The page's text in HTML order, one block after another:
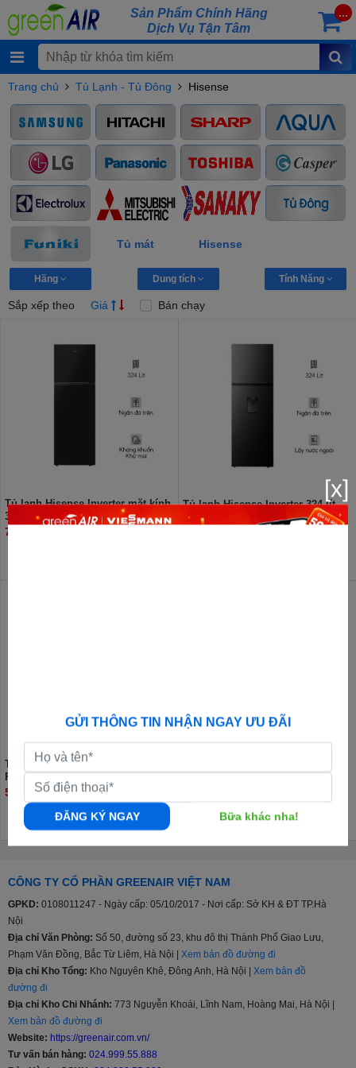
Sản Phẩm Chính Hãng
Dịch Vụ Tận Tâm
...
Trang chủ Tủ Lạnh - Tủ Đông Hisense
Tủ mát Hisense
Hãng Dung tích Tính Năng
Sắp xếp theo Giá Bán chạy
Tủ lạnh Hisense Inverter mặt kính
324 lít RT469N4EBU
7.020.000đ
Tủ lạnh Hisense Inverter 324 lít
RT469N4EBND
Tủ lạnh Hisense Inverter 249 lít
RT328N4EBND
5.990.000đ
CÔNG TY CỔ PHẦN GREENAIR VIỆT NAM
GPKD: 0108011247 - Ngày cấp: 05/10/2017 - Nơi cấp: Sở KH & ĐT TP.Hà
Nội
Địa chỉ Văn Phòng: Số 50, đường số 23, khu đô thị Thành Phố Giao Lưu,
Phạm Văn Đồng, Bắc Từ Liêm, Hà Nội | Xem bản đồ đường đi
Địa chỉ Kho Tổng: Kho Nguyên Khê, Đông Anh, Hà Nội | Xem bản đồ
đường đi
Địa chỉ Kho Chi Nhánh: 773 Nguyễn Khoái, Lĩnh Nam, Hoàng Mai, Hà Nội |
Xem bản đồ đường đi
Website: https://greenair.com.vn/
Tư vấn bán hàng: 024.999.55.888
[x]
GỬI THÔNG TIN NHẬN NGAY ƯU ĐÃI
ĐĂNG KÝ NGAY Bữa khác nha!